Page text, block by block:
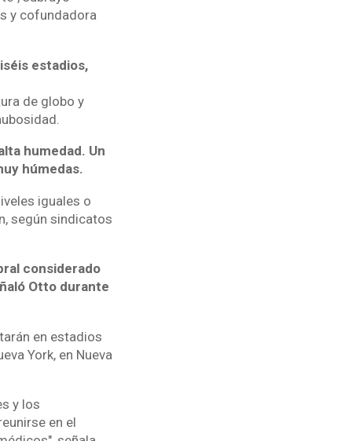
y cofundadora
estadios,
de globo y
humedad. Un
húmedas.
iguales o
según sindicatos
considerado
Otto durante
en estadios
York, en Nueva
y los
en el